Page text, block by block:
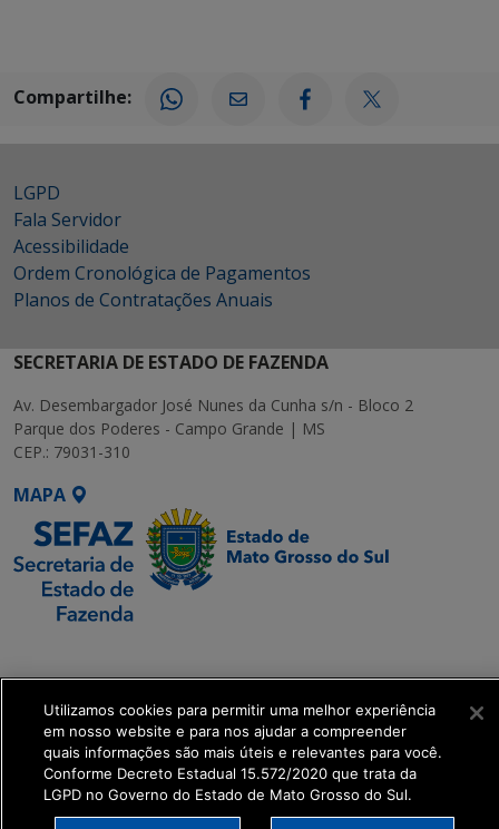
Compartilhe:
LGPD
Fala Servidor
Acessibilidade
Ordem Cronológica de Pagamentos
Planos de Contratações Anuais
SECRETARIA DE ESTADO DE FAZENDA
Av. Desembargador José Nunes da Cunha s/n - Bloco 2
Parque dos Poderes - Campo Grande | MS
CEP.: 79031-310
MAPA
Executiva de
Transformação Digital
get_footer();
Utilizamos cookies para permitir uma melhor experiência
em nosso website e para nos ajudar a compreender
quais informações são mais úteis e relevantes para você.
Conforme Decreto Estadual 15.572/2020 que trata da
LGPD no Governo do Estado de Mato Grosso do Sul.